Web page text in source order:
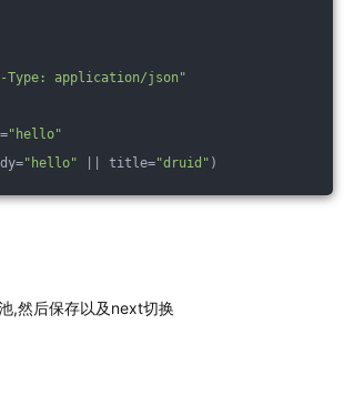
Type: application/json"
"hello"
"hello" || title="druid" )
,然后保存以及next切换